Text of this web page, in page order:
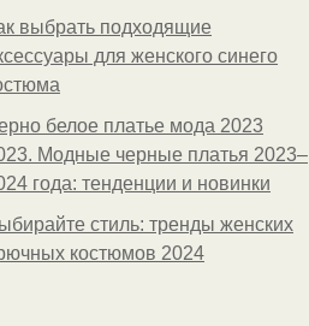
выбрать подходящие
для женского синего
белое платье мода 2023
Модные черные платья 2023–
года: тенденции и новинки
стиль: тренды женских
костюмов 2024